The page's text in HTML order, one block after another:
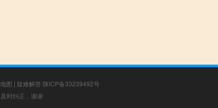
图 | 疑难解答 陕ICP备33239492号
时纠正，谢谢